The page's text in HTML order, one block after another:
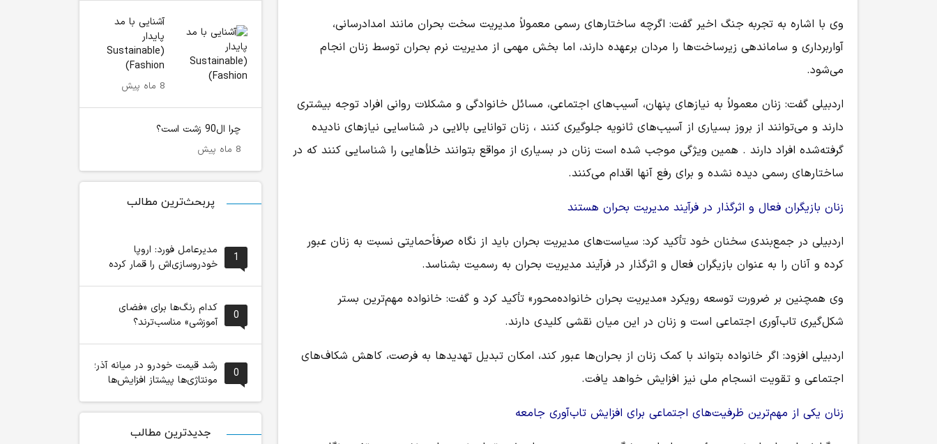
وی با اشاره به تجربه جنگ اخیر گفت: اگرچه ساختارهای رسمی معمولاً مدیریت سخت بحران مانند امدادرسانی،
آواربرداری و ساماندهی زیرساخت‌ها را مردان برعهده دارند، اما بخش مهمی از مدیریت نرم بحران توسط زنان انجام
می‌شود.
اردبیلی گفت: زنان معمولاً به نیازهای پنهان، آسیب‌های اجتماعی، مسائل خانوادگی و مشکلات روانی افراد توجه بیشتری
دارند و می‌توانند از بروز بسیاری از آسیب‌های ثانویه جلوگیری کنند ، زنان توانایی بالایی در شناسایی نیازهای نادیده‌
گرفته‌شده افراد دارند . همین ویژگی موجب شده است زنان در بسیاری از مواقع بتوانند خلأهایی را شناسایی کنند که در
ساختارهای رسمی دیده نشده و برای رفع آنها اقدام می‌کنند.
زنان بازیگران فعال و اثرگذار در فرآیند مدیریت بحران هستند
اردبیلی در جمع‌بندی سخنان خود تأکید کرد: سیاست‌های مدیریت بحران باید از نگاه صرفاًحمایتی نسبت به زنان عبور
کرده و آنان را به عنوان بازیگران فعال و اثرگذار در فرآیند مدیریت بحران به رسمیت بشناسد.
وی همچنین بر ضرورت توسعه رویکرد «مدیریت بحران خانواده‌محور» تأکید کرد و گفت: خانواده مهم‌ترین بستر
شکل‌گیری تاب‌آوری اجتماعی است و زنان در این میان نقشی کلیدی دارند.
اردبیلی افزود: اگر خانواده بتواند با کمک زنان از بحران‌ها عبور کند، امکان تبدیل تهدیدها به فرصت، کاهش شکاف‌های
اجتماعی و تقویت انسجام ملی نیز افزایش خواهد یافت.
زنان یکی از مهم‌ترین ظرفیت‌های اجتماعی برای افزایش تاب‌آوری جامعه
آشنایی با مد
پایدار
(Sustainable
Fashion)
8 ماه پیش
چرا ال90 زشت است؟
8 ماه پیش
پربحث‌ترین مطالب
1
مدیرعامل فورد: اروپا
خودروسازی‌اش را قمار کرده
0
کدام رنگ‌ها برای «فضای
آموزشی» مناسب‌ترند؟
0
رشد قیمت خودرو در میانه آذر؛
مونتاژی‌ها پیشتاز افزایش‌ها
جدیدترین مطالب